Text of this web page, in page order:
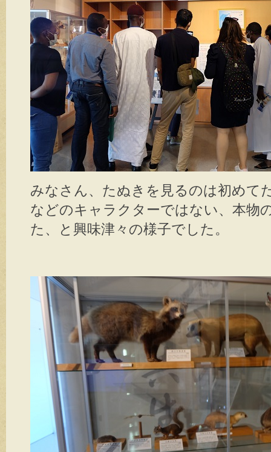
みなさん、たぬきを見るのは初めて
などのキャラクターではない、本物
た、と興味津々の様子でした。